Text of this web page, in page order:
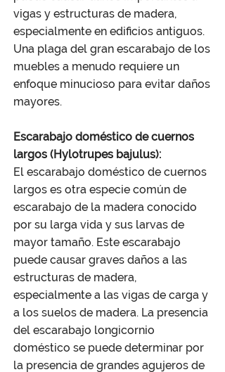
vigas y estructuras de madera,
especialmente en edificios antiguos.
Una plaga del gran escarabajo de los
muebles a menudo requiere un
enfoque minucioso para evitar daños
mayores.
Escarabajo doméstico de cuernos
largos (Hylotrupes bajulus):
El escarabajo doméstico de cuernos
largos es otra especie común de
escarabajo de la madera conocido
por su larga vida y sus larvas de
mayor tamaño. Este escarabajo
puede causar graves daños a las
estructuras de madera,
especialmente a las vigas de carga y
a los suelos de madera. La presencia
del escarabajo longicornio
doméstico se puede determinar por
la presencia de grandes agujeros de